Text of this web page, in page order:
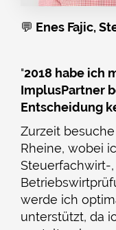
💬 Enes Fajic,
"2018 habe ich
ImplusPartner
Entscheidung
Zurzeit
Rheine, wobei
Steuerfachwirt-
werde ich
unterstützt, da